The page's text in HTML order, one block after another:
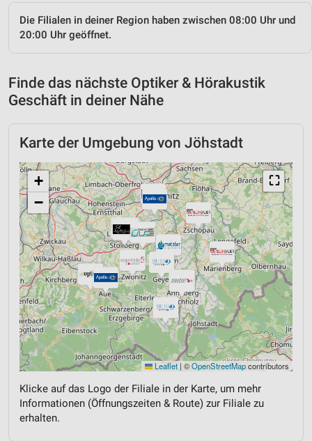
Die Filialen in deiner Region haben zwischen 08:00 Uhr und
20:00 Uhr geöffnet.
Finde das nächste Optiker & Hörakustik
Geschäft in deiner Nähe
Karte der Umgebung von Jöhstadt
⛶
+
−
Leaflet | ©OpenStreetMapcontributors
Klicke auf das Logo der Filiale in der Karte, um mehr
Informationen (Öffnungszeiten & Route) zur Filiale zu
erhalten.